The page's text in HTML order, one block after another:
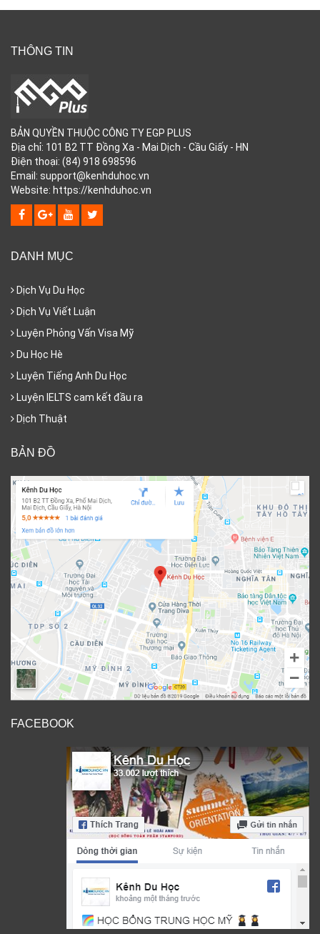
THÔNG TIN
BẢN QUYỀN THUỘC CÔNG TY EGP PLUS
Địa chỉ: 101 B2 TT Đồng Xa - Mai Dịch - Cầu Giấy - HN
Điện thoại: (84) 918 698596
Email: support@kenhduhoc.vn
Website: https://kenhduhoc.vn
DANH MỤC
Dịch Vụ Du Học
Dịch Vụ Viết Luận
Luyện Phỏng Vấn Visa Mỹ
Du Học Hè
Luyện Tiếng Anh Du Học
Luyện IELTS cam kết đầu ra
Dịch Thuật
BẢN ĐỒ
FACEBOOK